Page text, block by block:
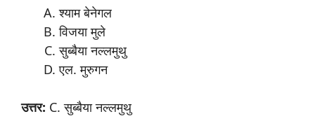
श्याम बेनेगल
विजया मुले
सुब्बैया नल्लमुथु
एल. मुरुगन
उत्तर: C. सुब्बैया नल्लमुथु